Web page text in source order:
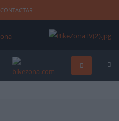
CONTACTAR